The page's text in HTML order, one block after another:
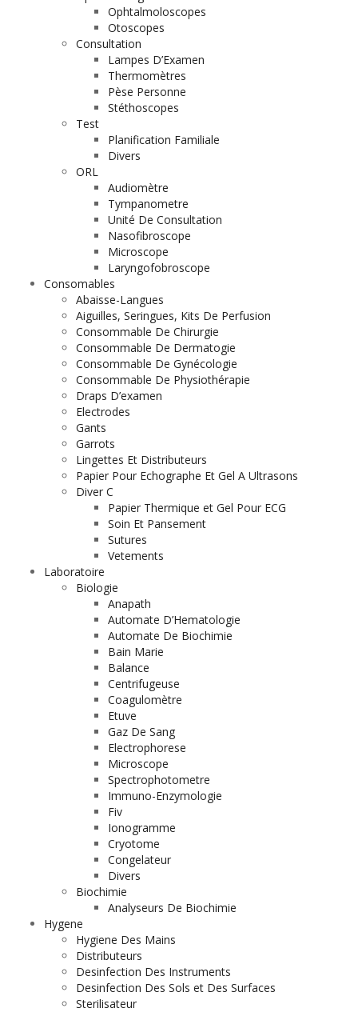
Ophtalmoloscopes
Otoscopes
Consultation
Lampes D’Examen
Thermomètres
Pèse Personne
Stéthoscopes
Test
Planification Familiale
Divers
ORL
Audiomètre
Tympanometre
Unité De Consultation
Nasofibroscope
Microscope
Laryngofobroscope
Consomables
Abaisse-Langues
Aiguilles, Seringues, Kits De Perfusion
Consommable De Chirurgie
Consommable De Dermatogie
Consommable De Gynécologie
Consommable De Physiothérapie
Draps D’examen
Electrodes
Gants
Garrots
Lingettes Et Distributeurs
Papier Pour Echographe Et Gel A Ultrasons
Diver C
Papier Thermique et Gel Pour ECG
Soin Et Pansement
Sutures
Vetements
Laboratoire
Biologie
Anapath
Automate D’Hematologie
Automate De Biochimie
Bain Marie
Balance
Centrifugeuse
Coagulomètre
Etuve
Gaz De Sang
Electrophorese
Microscope
Spectrophotometre
Immuno-Enzymologie
Fiv
Ionogramme
Cryotome
Congelateur
Divers
Biochimie
Analyseurs De Biochimie
Hygene
Hygiene Des Mains
Distributeurs
Desinfection Des Instruments
Desinfection Des Sols et Des Surfaces
Sterilisateur